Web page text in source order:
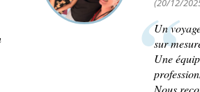
Je dois
visites
nature,